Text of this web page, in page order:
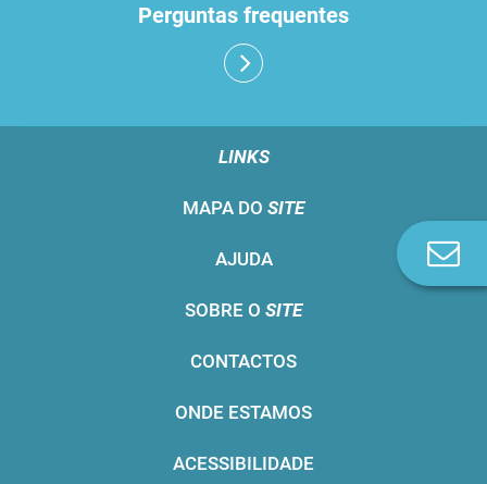
Perguntas frequentes
LINKS
MAPA DO SITE
AJUDA
SOBRE O SITE
CONTACTOS
ONDE ESTAMOS
ACESSIBILIDADE